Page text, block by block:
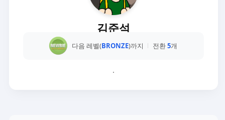
김준석
다음 레벨(BRONZE)까지 전환5개
.